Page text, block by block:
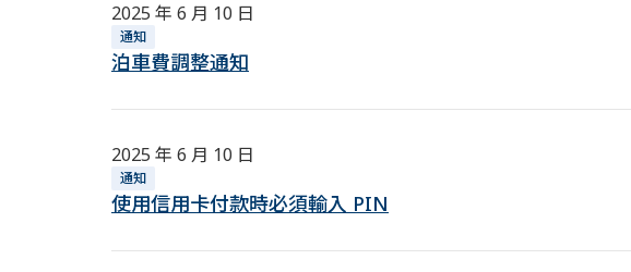
2025 年 6 月 10 日
通知
泊車費調整通知
2025 年 6 月 10 日
通知
使用信用卡付款時必須輸入 PIN